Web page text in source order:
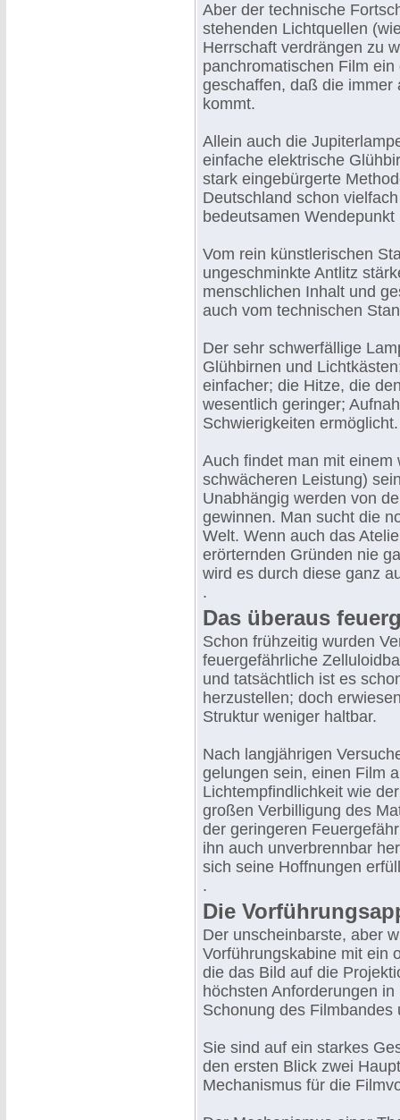
Aber der technische
stehenden Lichtquellen
Herrschaft verdrängen zu
panchromatischen Film
geschaffen, daß die immer
kommt.
Allein auch die
einfache elektrische
stark eingebürgerte
Deutschland schon
bedeutsamen
Vom rein künstlerischen
ungeschminkte Antlitz
menschlichen Inhalt und
auch vom technischen
Der sehr schwerfällige
Glühbirnen und
einfacher; die Hitze, die
wesentlich geringer;
Schwierigkeiten ermöglicht.
Auch findet man mit
schwächeren Leistung)
Unabhängig werden von
gewinnen. Man sucht die
Welt. Wenn auch das
erörternden Gründen nie
wird es durch diese ganz
.
Das überaus
Schon frühzeitig wurden
feuergefährliche
und tatsächtlich ist es
herzustellen; doch
Struktur weniger haltbar.
Nach langjährigen
gelungen sein, einen Film
Lichtempfindlichkeit wie
großen Verbilligung des
der geringeren
ihn auch unverbrennbar
sich seine Hoffnungen
.
Die
Der unscheinbarste, aber
Vorführungskabine mit ein
die das Bild auf die
höchsten Anforderungen
Schonung des
Sie sind auf ein starkes
den ersten Blick zwei
Mechanismus für die